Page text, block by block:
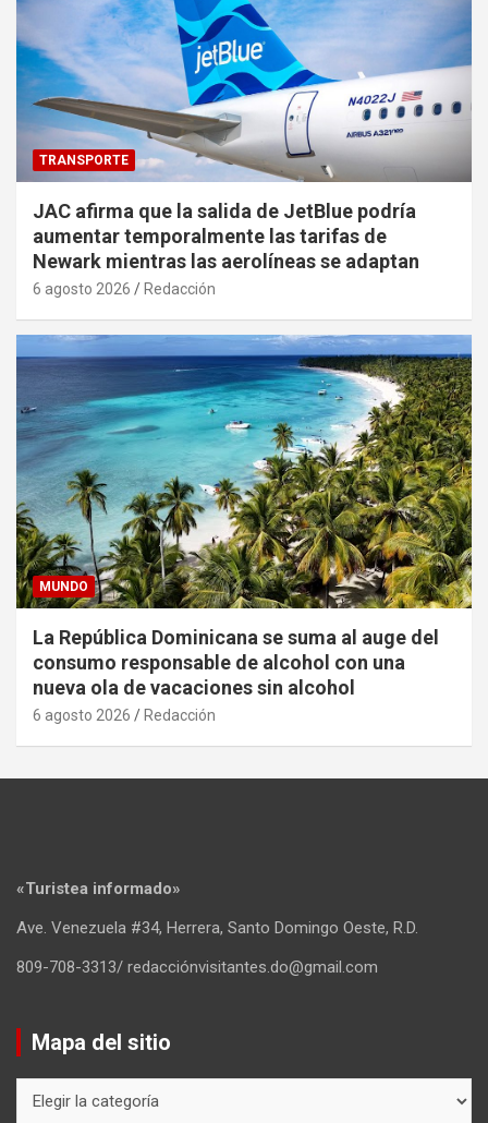
TRANSPORTE
JAC afirma que la salida de JetBlue podría
aumentar temporalmente las tarifas de
Newark mientras las aerolíneas se adaptan
6 agosto 2026 Redacción
MUNDO
La República Dominicana se suma al auge del
consumo responsable de alcohol con una
nueva ola de vacaciones sin alcohol
6 agosto 2026 Redacción
«Turistea informado»
Ave. Venezuela #34, Herrera, Santo Domingo Oeste, R.D.
809-708-3313/ redacciónvisitantes.do@gmail.com
Mapa del sitio
del